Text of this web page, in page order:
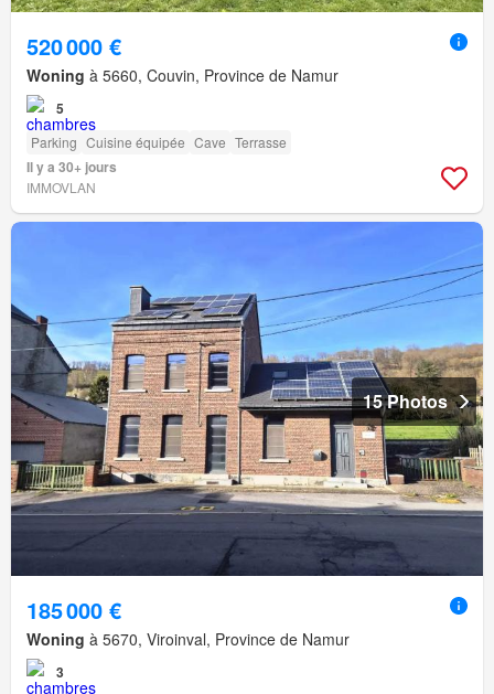
520 000 €
Woning à 5660, Couvin, Province de Namur
5
Parking Cuisine équipée Cave Terrasse
Il y a 30+ jours
IMMOVLAN
15 Photos
185 000 €
Woning à 5670, Viroinval, Province de Namur
3